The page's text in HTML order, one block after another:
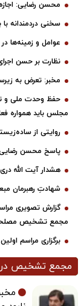
محسن رضایی:
سخنی دردمندانه
عوامل و زمینه‌ها
نظارت بر حسن
مخبر: تعرض به
حفظ وحدت ملی و
مجلس باید همواره
روایتی از
پاسخ محسن رضایی
هشدار آیت الله
شهادتِ رهبرمان
گزارش تصویری
مجمع تشخیص
برگزاری مراسم
مجمع تشخیص در